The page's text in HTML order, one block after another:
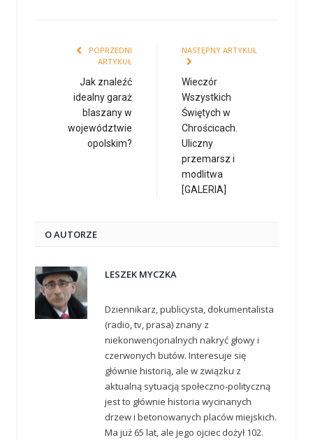
POPRZEDNI
ARTYKUŁ
Jak znaleźć
idealny garaż
blaszany w
województwie
opolskim?
NASTĘPNY ARTYKUŁ
Wieczór
Wszystkich
Świętych w
Chrościcach.
Uliczny
przemarsz i
modlitwa
[GALERIA]
O AUTORZE
LESZEK MYCZKA
Dziennikarz, publicysta, dokumentalista
(radio, tv, prasa) znany z
niekonwencjonalnych nakryć głowy i
czerwonych butów. Interesuje się
głównie historią, ale w związku z
aktualną sytuacją społeczno-polityczną
jest to głównie historia wycinanych
drzew i betonowanych placów miejskich.
Ma już 65 lat, ale jego ojciec dożył 102.